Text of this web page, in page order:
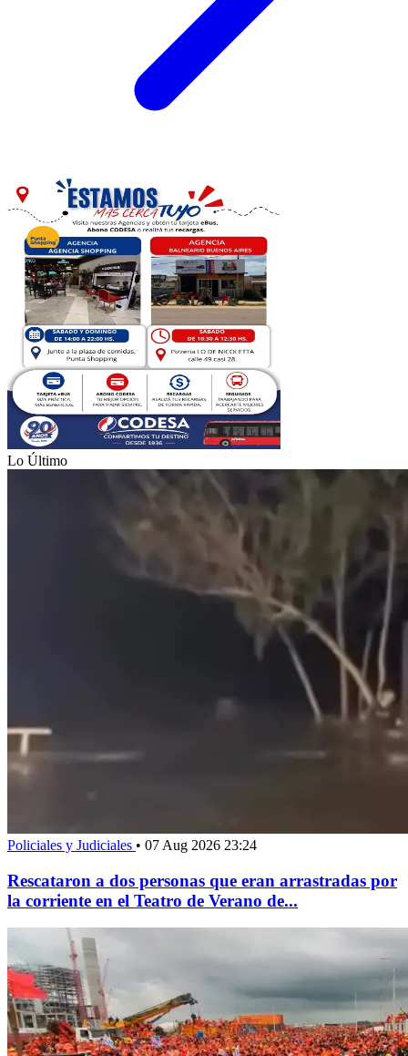
Lo Último
Policiales y Judiciales • 07 Aug 2026 23:24
Rescataron a dos personas que eran arrastradas por
la corriente en el Teatro de Verano de...